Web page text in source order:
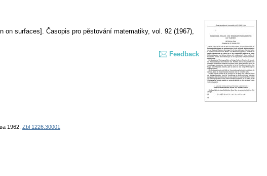
on surfaces]. Časopis pro pěstování matematiky, vol. 92 (1967),
Feedback
1962. Zbl 1226.30001